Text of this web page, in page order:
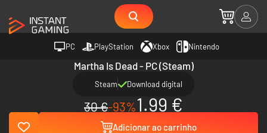
PC PlayStation Xbox Nintendo
Martha Is Dead - PC (Steam)
Steam Download digital
30 €-93%1.99 €
Adicionar ao carrinho